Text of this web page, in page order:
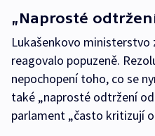
„Naprosté
Lukašenkovo ministerstvo
reagovalo popuzeně.
nepochopení toho, co se
také „naprosté odtržení
parlament „často kritizují